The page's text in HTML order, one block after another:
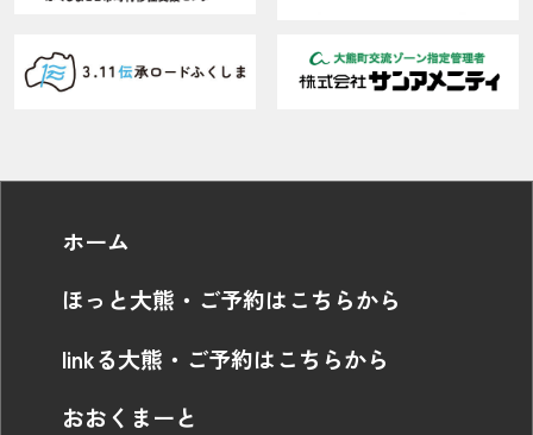
ホーム
ほっと大熊・ご予約はこちらから
linkる大熊・ご予約はこちらから
おおくまーと